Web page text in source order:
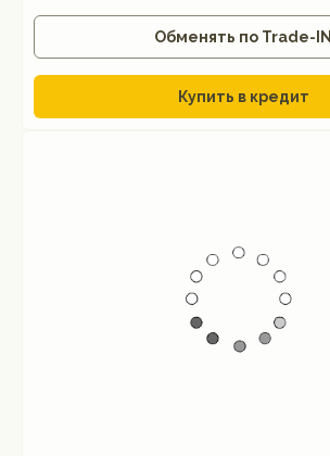
Обменять по Trade-IN
Купить в кредит